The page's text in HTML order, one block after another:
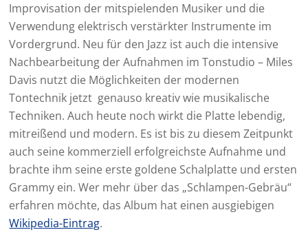
Improvisation der mitspielenden Musiker und die
Verwendung elektrisch verstärkter Instrumente im
Vordergrund. Neu für den Jazz ist auch die intensive
Nachbearbeitung der Aufnahmen im Tonstudio – Miles
Davis nutzt die Möglichkeiten der modernen
Tontechnik jetzt genauso kreativ wie musikalische
Techniken. Auch heute noch wirkt die Platte lebendig,
mitreißend und modern. Es ist bis zu diesem Zeitpunkt
auch seine kommerziell erfolgreichste Aufnahme und
brachte ihm seine erste goldene Schalplatte und ersten
Grammy ein. Wer mehr über das „Schlampen-Gebräu“
erfahren möchte, das Album hat einen ausgiebigen
Wikipedia-Eintrag.